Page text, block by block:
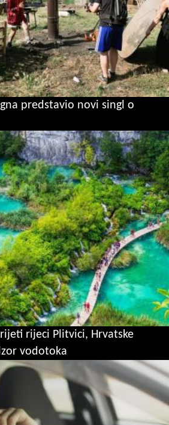
predstavio novi singl o
rijeci Plitvici, Hrvatske
vodotoka